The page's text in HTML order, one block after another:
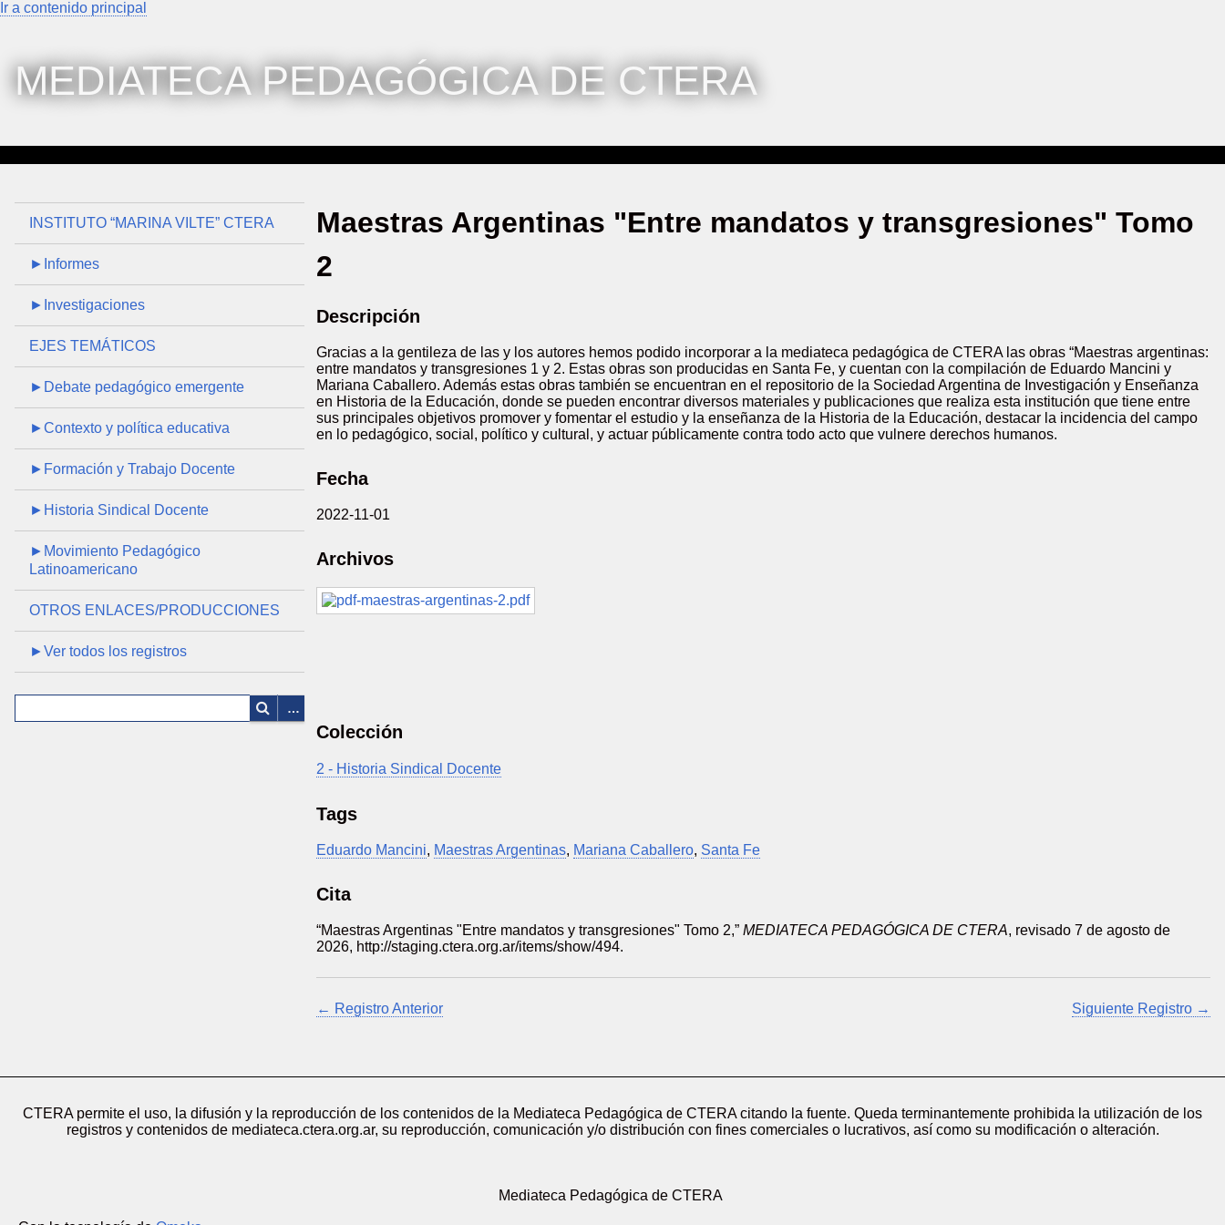
Ir a contenido principal
MEDIATECA PEDAGÓGICA DE CTERA
INSTITUTO “MARINA VILTE” CTERA
►Informes
►Investigaciones
EJES TEMÁTICOS
►Debate pedagógico emergente
►Contexto y política educativa
►Formación y Trabajo Docente
►Historia Sindical Docente
►Movimiento Pedagógico
Latinoamericano
OTROS ENLACES/PRODUCCIONES
►Ver todos los registros
Maestras Argentinas "Entre mandatos y transgresiones" Tomo
2
Descripción
Gracias a la gentileza de las y los autores hemos podido incorporar a la mediateca pedagógica de CTERA las obras “Maestras argentinas:
entre mandatos y transgresiones 1 y 2. Estas obras son producidas en Santa Fe, y cuentan con la compilación de Eduardo Mancini y
Mariana Caballero. Además estas obras también se encuentran en el repositorio de la Sociedad Argentina de Investigación y Enseñanza
en Historia de la Educación, donde se pueden encontrar diversos materiales y publicaciones que realiza esta institución que tiene entre
sus principales objetivos promover y fomentar el estudio y la enseñanza de la Historia de la Educación, destacar la incidencia del campo
en lo pedagógico, social, político y cultural, y actuar públicamente contra todo acto que vulnere derechos humanos.
Fecha
2022-11-01
Archivos
Colección
2 - Historia Sindical Docente
Tags
Eduardo Mancini, Maestras Argentinas, Mariana Caballero, Santa Fe
Cita
“Maestras Argentinas "Entre mandatos y transgresiones" Tomo 2,”MEDIATECA PEDAGÓGICA DE CTERA, revisado 7 de agosto de
2026, http://staging.ctera.org.ar/items/show/494.
← Registro Anterior Siguiente Registro →
CTERA permite el uso, la difusión y la reproducción de los contenidos de la Mediateca Pedagógica de CTERA citando la fuente. Queda terminantemente prohibida la utilización de los
registros y contenidos de mediateca.ctera.org.ar, su reproducción, comunicación y/o distribución con fines comerciales o lucrativos, así como su modificación o alteración.
Mediateca Pedagógica de CTERA